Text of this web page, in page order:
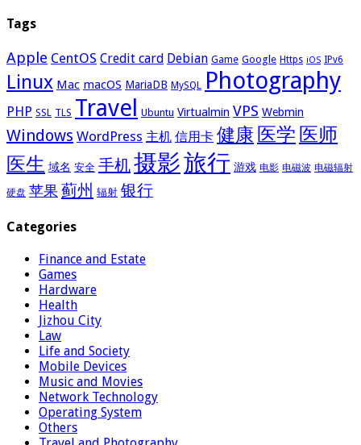
Tags
Apple CentOS Credit card Debian Game Google Https iOS IPv6
Linux Mac macOS MariaDB MySQL Photography
PHP SSL TLS Travel Ubuntu Virtualmin VPS Webmin
Windows WordPress 主机 信用卡 健康 医学 医师
医生 域名 安全 手机摄影旅行 游戏 电影 电磁波 电磁辐射
硬盘 苹果 蓟州 辐射 银行
Categories
Finance and Estate
Games
Hardware
Health
Jizhou City
Law
Life and Society
Mobile Devices
Music and Movies
Network Technology
Operating System
Others